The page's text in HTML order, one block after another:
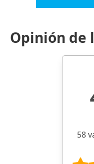
Opinión de
58